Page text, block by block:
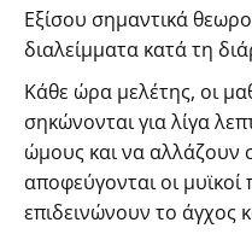
Εξίσου σημαντικά
διαλείμματα κατά τη
Κάθε ώρα μελέτης, οι
σηκώνονται για λίγα
ώμους και να
αποφεύγονται οι
επιδεινώνουν το άγχος